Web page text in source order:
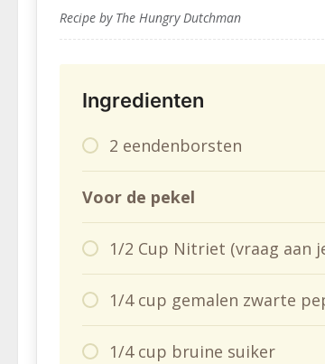
Recipe by The Hungry Dutchman
Ingredienten
2 eendenborsten
Voor de pekel
1/2 Cup Nitriet (vraag aan
1/4 cup gemalen zwarte
1/4 cup bruine suiker